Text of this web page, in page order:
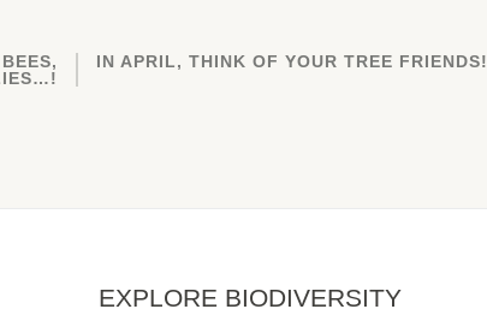
IN APRIL, THINK OF YOUR TREE FRIENDS!
EXPLORE BIODIVERSITY